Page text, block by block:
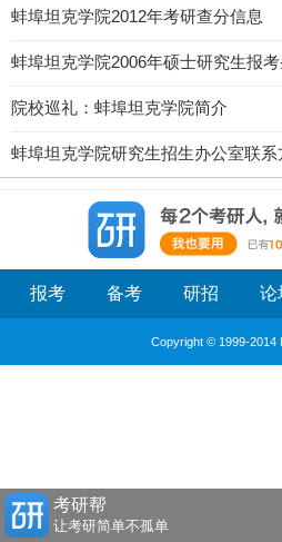
蚌埠坦克学院2012年考研查分信息
蚌埠坦克学院2006年硕士研究生报
院校巡礼：蚌埠坦克学院简介
蚌埠坦克学院研究生招生办公室联系
报考 备考 研招 论
Copyright © 1999-2014
考研帮
让考研简单不孤单